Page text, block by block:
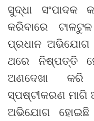
ସୁଦ୍ଧା
କରିବାରେ
ପ୍ରଧାନ
ଥରେ ନିଷ୍ପତ୍ତି
ଅଣଦେଖା କରି
ସ୍ପଷ୍ଟୀକରଣ ମାଗି
ଅଭିଯୋଗ ହୋଇଛି